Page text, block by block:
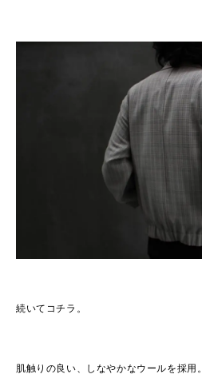
続いてコチラ。
肌触りの良い、しなやかなウールを採用。